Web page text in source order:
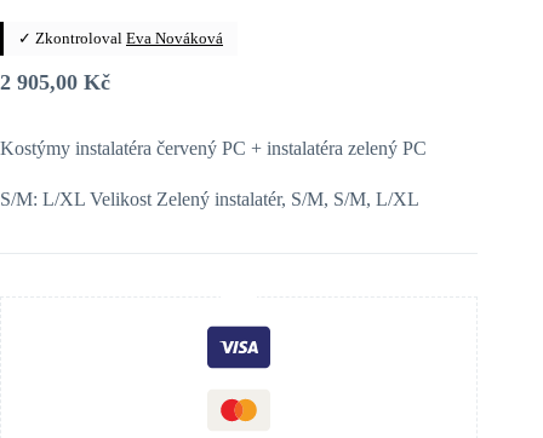
✓ Zkontroloval Eva Nováková
2 905,00 Kč
Kostýmy instalatéra červený PC + instalatéra zelený PC
S/M: L/XL Velikost Zelený instalatér, S/M, S/M, L/XL